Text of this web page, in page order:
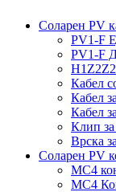
Соларен PV
PV1-F
PV1-F
Кабел
Кабел
Кабел
Клип за
Врска
Соларен PV
MC4
MC4